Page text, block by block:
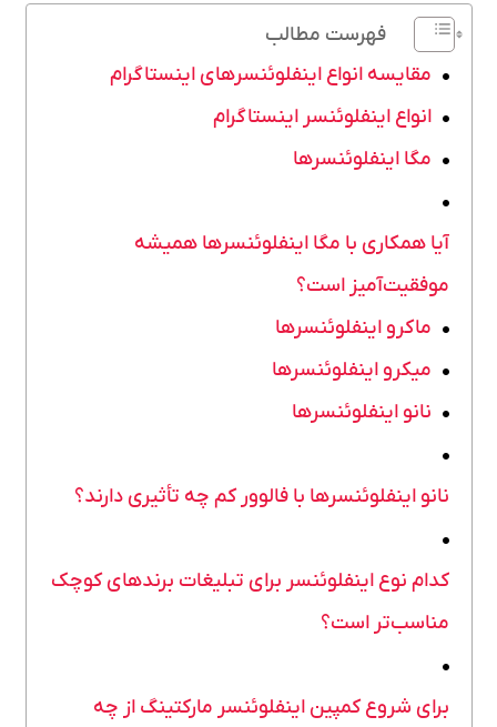
فهرست مطالب
مقایسه انواع اینفلوئنسرهای اینستاگرام
انواع اینفلوئنسر اینستاگرام
مگا اینفلوئنسرها
آیا همکاری با مگا اینفلوئنسرها همیشه
موفقیت‌آمیز است؟
ماکرو اینفلوئنسرها
میکرو اینفلوئنسرها
نانو اینفلوئنسرها
نانو اینفلوئنسرها با فالوور کم چه تأثیری دارند؟
کدام نوع اینفلوئنسر برای تبلیغات برندهای کوچک
مناسب‌تر است؟
برای شروع کمپین اینفلوئنسر مارکتینگ از چه